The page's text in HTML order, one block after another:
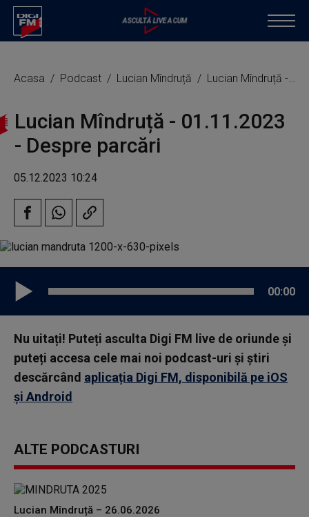
Acasa Podcast Lucian Mîndruță Lucian Mîndruță - 01.11.2023 - Despre parcări
Lucian Mîndruță - 01.11.2023
- Despre parcări
05.12.2023 10:24
00:00
Nu uitați! Puteți asculta Digi FM live de oriunde și
puteți accesa cele mai noi podcast-uri și știri
descărcând aplicația Digi FM, disponibilă pe iOS
și Android
ALTE PODCASTURI
Lucian Mîndruță – 26.06.2026